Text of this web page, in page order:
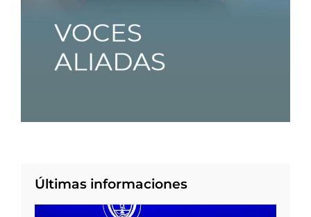
Últimas informaciones